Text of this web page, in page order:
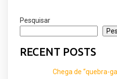
Pesquisar
RECENT POSTS
Chega de “quebra-